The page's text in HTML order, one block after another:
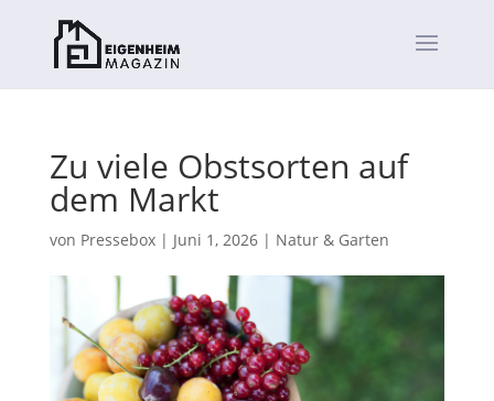
Zu viele Obstsorten auf
dem Markt
von Pressebox| Juni 1, 2026| Natur & Garten